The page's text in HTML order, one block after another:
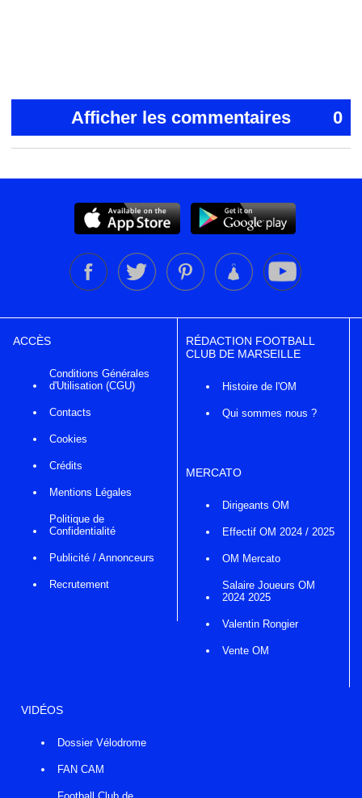
Afficher les commentaires 0
ACCÈS
Conditions Générales
d'Utilisation (CGU)
Contacts
Cookies
Crédits
Mentions Légales
Politique de
Confidentialité
Publicité / Annonceurs
Recrutement
RÉDACTION FOOTBALL
CLUB DE MARSEILLE
Histoire de l'OM
Qui sommes nous ?
MERCATO
Dirigeants OM
Effectif OM 2024 / 2025
OM Mercato
Salaire Joueurs OM
2024 2025
Valentin Rongier
Vente OM
VIDÉOS
Dossier Vélodrome
FAN CAM